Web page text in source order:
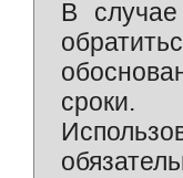
В
сроки.